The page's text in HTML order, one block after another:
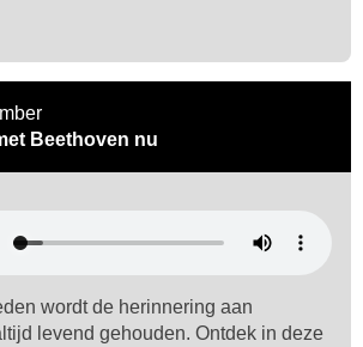
Beethoven nu
wordt de herinnering aan
levend gehouden. Ontdek in deze